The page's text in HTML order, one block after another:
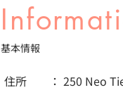
基本情報
住所 ： 250 Neo